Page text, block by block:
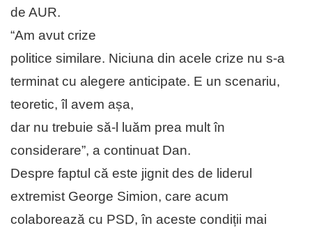
de AUR.
“Am avut crize
politice similare. Niciuna din acele crize nu s-a
terminat cu alegere anticipate. E un scenariu,
teoretic, îl avem așa,
dar nu trebuie să-l luăm prea mult în
considerare”, a continuat Dan.
Despre faptul că este jignit des de liderul
extremist George Simion, care acum
colaborează cu PSD, în aceste condiții mai